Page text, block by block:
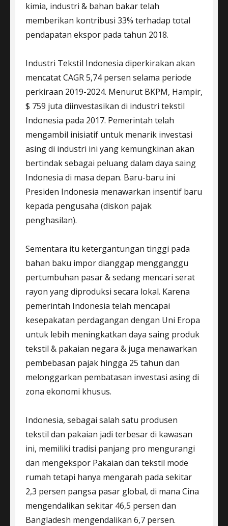
kimia, industri & bahan bakar telah
memberikan kontribusi 33% terhadap total
pendapatan ekspor pada tahun 2018.
Industri Tekstil Indonesia diperkirakan akan
mencatat CAGR 5,74 persen selama periode
perkiraan 2019-2024. Menurut BKPM, Hampir,
$ 759 juta diinvestasikan di industri tekstil
Indonesia pada 2017. Pemerintah telah
mengambil inisiatif untuk menarik investasi
asing di industri ini yang kemungkinan akan
bertindak sebagai peluang dalam daya saing
Indonesia di masa depan. Baru-baru ini
Presiden Indonesia menawarkan insentif baru
kepada pengusaha (diskon pajak
penghasilan).
Sementara itu ketergantungan tinggi pada
bahan baku impor dianggap mengganggu
pertumbuhan pasar & sedang mencari serat
rayon yang diproduksi secara lokal. Karena
pemerintah Indonesia telah mencapai
kesepakatan perdagangan dengan Uni Eropa
untuk lebih meningkatkan daya saing produk
tekstil & pakaian negara & juga menawarkan
pembebasan pajak hingga 25 tahun dan
melonggarkan pembatasan investasi asing di
zona ekonomi khusus.
Indonesia, sebagai salah satu produsen
tekstil dan pakaian jadi terbesar di kawasan
ini, memiliki tradisi panjang pro mengurangi
dan mengekspor Pakaian dan tekstil mode
rumah tetapi hanya mengarah pada sekitar
2,3 persen pangsa pasar global, di mana Cina
mengendalikan sekitar 46,5 persen dan
Bangladesh mengendalikan 6,7 persen.